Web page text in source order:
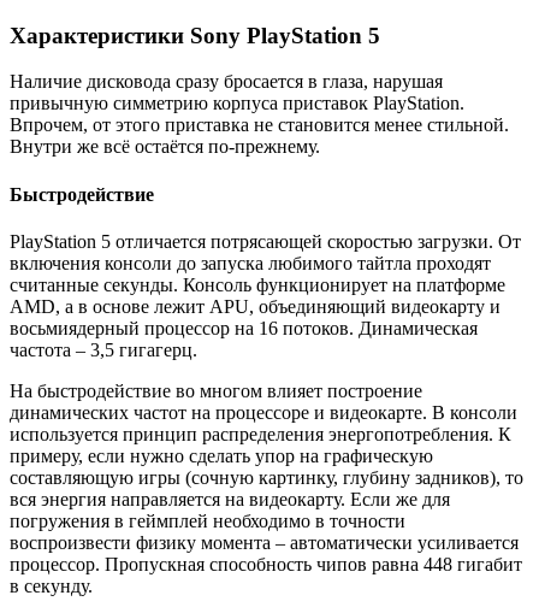
Характеристики Sony PlayStation 5
Наличие дисковода сразу бросается в глаза, нарушая
привычную симметрию корпуса приставок PlayStation.
Впрочем, от этого приставка не становится менее стильной.
Внутри же всё остаётся по-прежнему.
Быстродействие
PlayStation 5 отличается потрясающей скоростью загрузки. От
включения консоли до запуска любимого тайтла проходят
считанные секунды. Консоль функционирует на платформе
AMD, а в основе лежит APU, объединяющий видеокарту и
восьмиядерный процессор на 16 потоков. Динамическая
частота – 3,5 гигагерц.
На быстродействие во многом влияет построение
динамических частот на процессоре и видеокарте. В консоли
используется принцип распределения энергопотребления. К
примеру, если нужно сделать упор на графическую
составляющую игры (сочную картинку, глубину задников), то
вся энергия направляется на видеокарту. Если же для
погружения в геймплей необходимо в точности
воспроизвести физику момента – автоматически усиливается
процессор. Пропускная способность чипов равна 448 гигабит
в секунду.